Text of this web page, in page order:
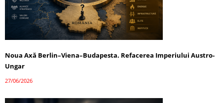
Noua Axă Berlin–Viena–Budapesta. Refacerea Imperiului Austro-
Ungar
27/06/2026